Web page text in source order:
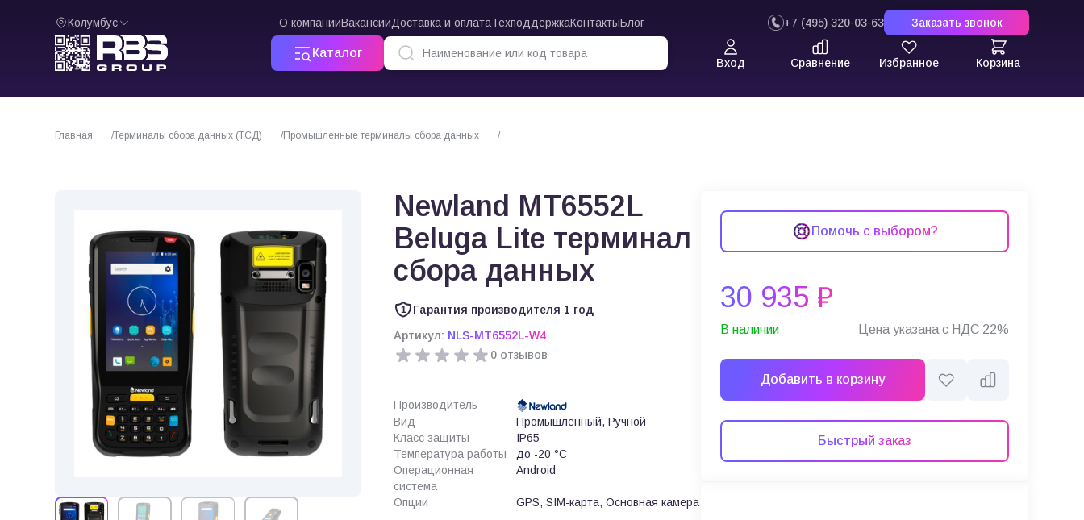
Колумбус О компанииВакансииДоставка и оплатаТехподдержкаКонтактыБлог +7 (495) 320-03-63 Заказать звонок
Каталог
Вход Сравнение Избранное Корзина
Главная Терминалы сбора данных (ТСД) Промышленные терминалы сбора данных
Newland MT6552L
Beluga Lite терминал
сбора данных
Гарантия производителя 1 год
Артикул: NLS-MT6552L-W4
0 отзывов
Производитель
Вид
Промышленный, Ручной
Класс защиты
IP65
Температура работы
до -20 °C
Операционная
система
Android
Опции GPS, SIM-карта, Основная камера
Помочь с выбором?
30 935 ₽
В наличии Цена указана с НДС 22%
Добавить в корзину
Быстрый заказ